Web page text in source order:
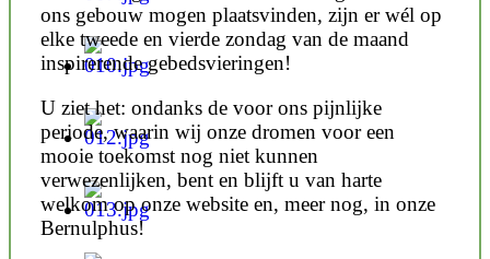
ons gebouw mogen plaatsvinden, zijn er wél op
elke tweede en vierde zondag van de maand
inspirerende gebedsvieringen!
U ziet het: ondanks de voor ons pijnlijke
periode, waarin wij onze dromen voor een
mooie toekomst nog niet kunnen
verwezenlijken, bent en blijft u van harte
welkom op onze website en, meer nog, in onze
Bernulphus!